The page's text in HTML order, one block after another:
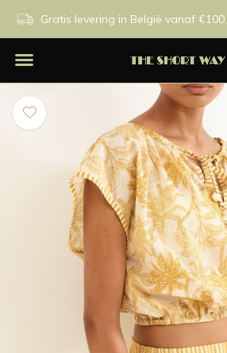
Gratis levering in België vanaf €100.